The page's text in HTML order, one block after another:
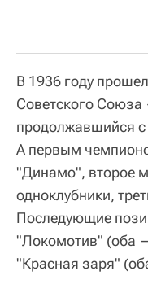
В 1936 году
Советского
продолжавшийся
А первым
"Динамо", второе
одноклубники,
Последующие
"Локомотив" (оба
"Красная заря"